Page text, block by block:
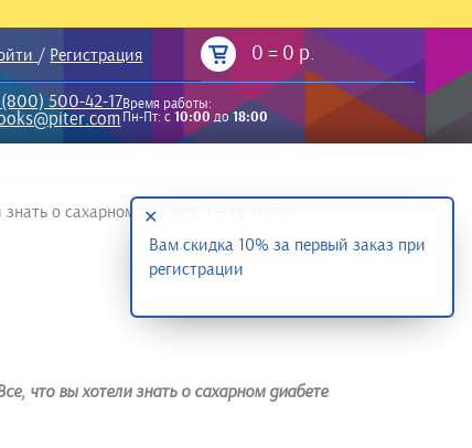
/ Регистрация 0 = 0 р.
500-42-17Время работы:
Пн-Пт: с10:00до18:00
о сахарном диабете 1 — го типа»
что вы хотели знать о сахарном диабете
Вам скидка 10% за первый заказ при
регистрации
✕